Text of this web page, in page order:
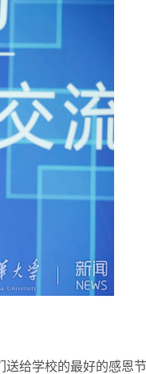
给学校的最好的感恩